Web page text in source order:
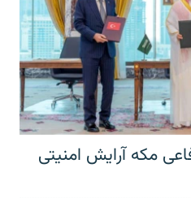
مکه آرایش امنیتی